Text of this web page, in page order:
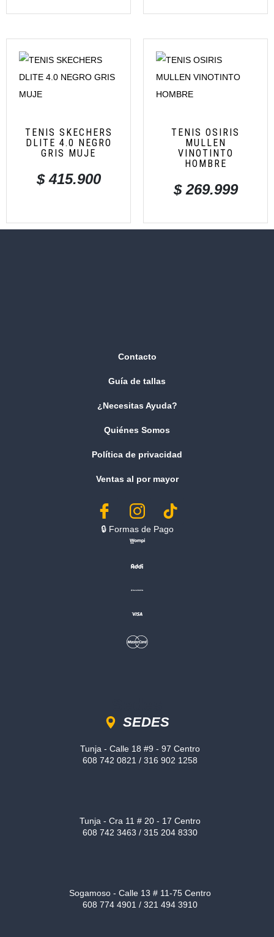
TENIS SKECHERS
DLITE 4.0 NEGRO
GRIS MUJE
$415.900
TENIS OSIRIS
MULLEN
VINOTINTO
HOMBRE
$269.999
Contacto
Guía de tallas
¿Necesitas Ayuda?
Quiénes Somos
Política de privacidad
Ventas al por mayor
🔒︎ Formas de Pago
SEDES
Tunja - Calle 18 #9 - 97 Centro
608 742 0821 / 316 902 1258
Tunja - Cra 11 # 20 - 17 Centro
608 742 3463 / 315 204 8330
Sogamoso - Calle 13 # 11-75 Centro
608 774 4901 / 321 494 3910